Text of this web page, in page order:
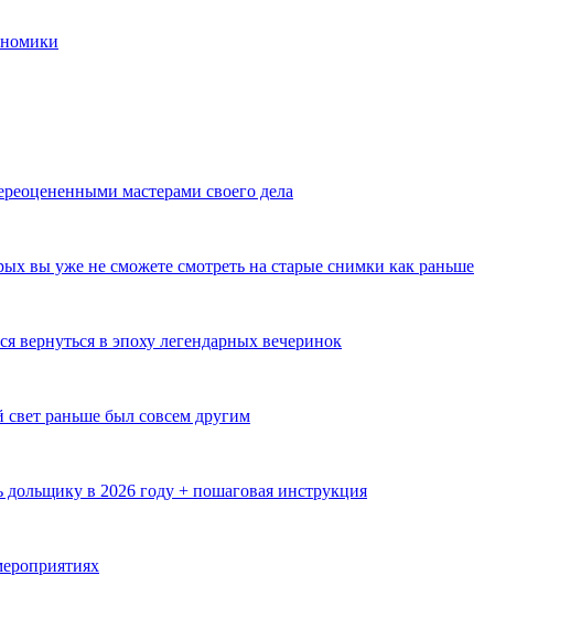
мастерами своего дела
вы уже не сможете смотреть на старые снимки как раньше
вернуться в эпоху легендарных вечеринок
раньше был совсем другим
дольщику в 2026 году + пошаговая инструкция